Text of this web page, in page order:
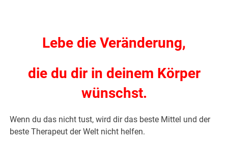
Lebe die Veränderung,
die du dir in deinem Körper
wünschst.
Wenn du das nicht tust, wird dir das beste Mittel und der
beste Therapeut der Welt nicht helfen.